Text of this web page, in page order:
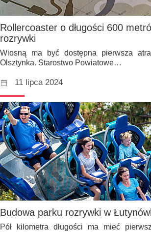
Rollercoaster o długości 600
rozrywki
Wiosną ma być dostępna pierwsza
Olsztynka. Starostwo Powiatowe…
11 lipca 2024
Budowa parku rozrywki w
Pół kilometra długości ma mieć